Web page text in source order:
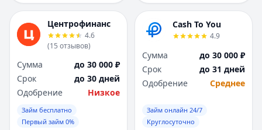
Центрофинанс
4.6
(15 отзывов)
Сумма
до 30 000 ₽
Срок
до 30 дней
Одобрение
Низкое
Займ бесплатно
Первый займ 0%
Cash To You
4.9
Сумма
до 30 000 ₽
Срок
до 31 дней
Одобрение
Среднее
Займ онлайн 24/7
Круглосуточно